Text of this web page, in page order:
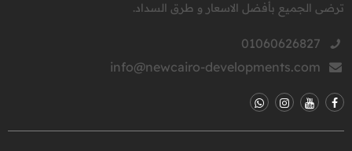
ترضى الجميع بأفضل الاسعار و طرق السداد.
01060626827
info@newcairo-developments.com